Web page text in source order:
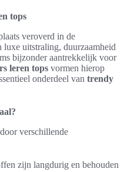
tops
veroverd in de
uitstraling, duurzaamheid
bijzonder aantrekkelijk voor
leren tops vormen hierop
onderdeel van trendy
verschillende
zijn langdurig en behouden